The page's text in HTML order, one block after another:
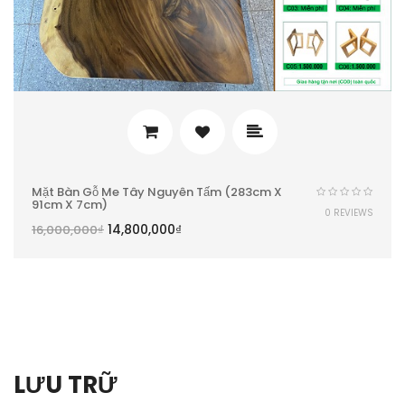
LƯU TRỮ
Mặt Bàn Gỗ Me Tây Nguyên Tấm (283cm X
91cm X 7cm)
16,000,000₫ 14,800,000₫
0 REVIEWS